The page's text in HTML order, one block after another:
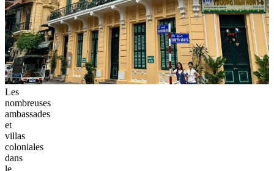
Les
nombreuses
ambassades
et
villas
coloniales
dans
le